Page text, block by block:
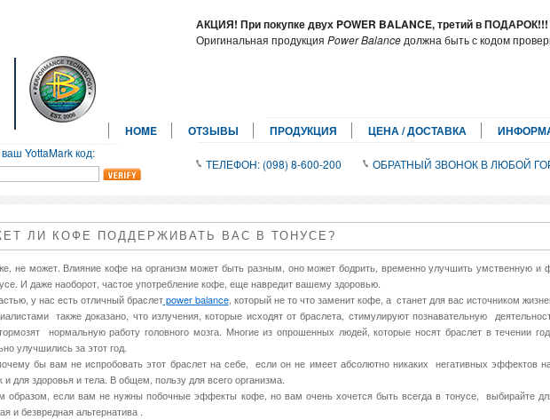
АКЦИЯ! При покупке двух POWER BALANCE, третий в ПОДАРОК!!!
Оригинальная продукция Power Balance должна быть с кодом
HOME ОТЗЫВЫ ПРОДУКЦИЯ ЦЕНА / ДОСТАВКА
ТЕЛЕФОН: (098) 8-600-200 ОБРАТНЫЙ ЗВОНОК В ЛЮБОЙ
YottaMark код:
ЛИ КОФЕ ПОДДЕРЖИВАТЬ ВАС В ТОНУСЕ?
не может. Влияние кофе на организм может быть разным, оно может бодрить, временно улучшить умственную и
И даже наоборот, частое употребление кофе, еще навредит вашему здоровью.
у нас есть отличный браслетpower balance, который не то что заменит кофе, а станет для вас источником
также доказано, что излучения, которые исходят от браслета, стимулируют познавательную
нормальную работу головного мозга. Многие из опрошенных людей, которые носят браслет в течении
улучшились за этот год.
бы вам не испробовать этот браслет на себе, если он не имеет абсолютно никаких негативных эффектов
и для здоровья и тела. В общем, пользу для всего организма.
образом, если вам не нужны побочные эффекты кофе, но вам очень хочется быть всегда в тонусе, выбирайте
и безвредная альтернатива .